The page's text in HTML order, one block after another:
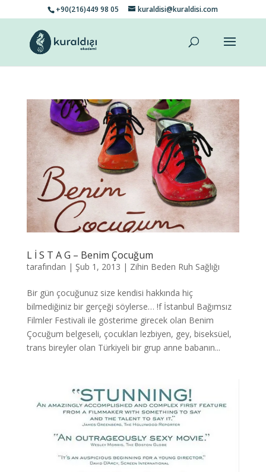
+90(216)449 98 05 kuraldisi@kuraldisi.com
L İ S T A G – Benim Çocuğum
tarafından | Şub 1, 2013 | Zihin Beden Ruh Sağlığı
Bir gün çocuğunuz size kendisi hakkında hiç
bilmediğiniz bir gerçeği söylerse… !f İstanbul Bağımsız
Filmler Festivali ile gösterime girecek olan Benim
Çocuğum belgeseli, çocukları lezbiyen, gey, biseksüel,
trans bireyler olan Türkiyeli bir grup anne babanın...